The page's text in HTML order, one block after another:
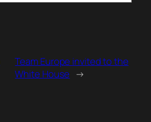
Team Europe invited to the
White House →